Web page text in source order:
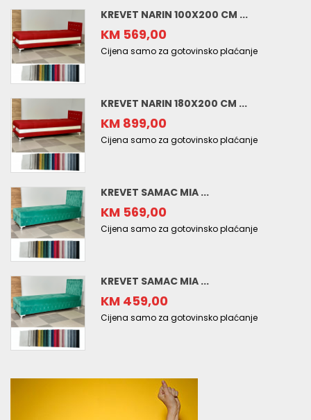
KREVET NARIN 100X200 CM ...
KM 569,00
Cijena samo za gotovinsko plaćanje
KREVET NARIN 180X200 CM ...
KM 899,00
Cijena samo za gotovinsko plaćanje
KREVET SAMAC MIA ...
KM 569,00
Cijena samo za gotovinsko plaćanje
KREVET SAMAC MIA ...
KM 459,00
Cijena samo za gotovinsko plaćanje